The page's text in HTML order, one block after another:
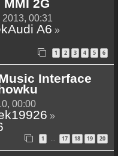
2G
00:31
A6 »
1 2 3 4 5 6
Interface
00:00
»
1 … 17 18 19 20